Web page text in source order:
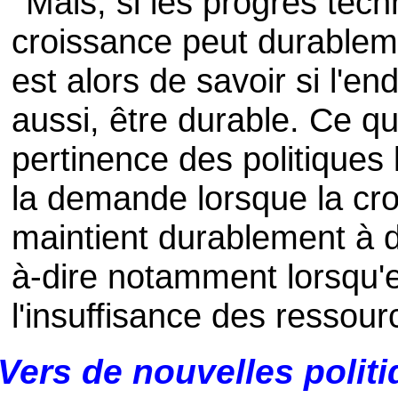
croissance peut
est alors de savoir si
aussi, être durable. Ce
pertinence des
la demande lorsque la
maintient durablement à
à-dire notamment
l'insuffisance des
de nouvelles